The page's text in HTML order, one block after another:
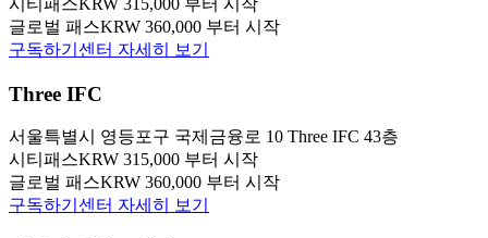
시티패스 KRW 315,000 부터 시작
글로벌 패스KRW 360,000 부터 시작
구독하기 센터 자세히 보기
Three IFC
서울특별시 영등포구 국제금융로 10 Three IFC 43층
시티패스KRW 315,000 부터 시작
글로벌 패스KRW 360,000 부터 시작
구독하기 센터 자세히 보기